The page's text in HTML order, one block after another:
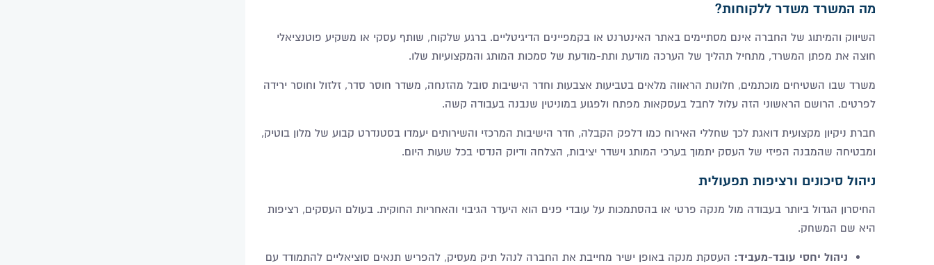
מה המשרד משדר ללקוחות?
השיווק והמיתוג של החברה אינם מסתיימים באתר האינטרנט או בקמפיינים הדיגיטליים. ברגע שלקוח, שותף עסקי או משקיע פוטנציאלי
חוצה את מפתן המשרד, מתחיל תהליך של הערכה מודעת ותת-מודעת של סמכות המותג והמקצועיות שלו.
משרד שבו השטיחים מוכתמים, חלונות הראווה מלאים בטביעות אצבעות וחדר הישיבות סובל מהזנחה, משדר חוסר סדר, זלזול וחוסר ירידה
לפרטים. הרושם הראשוני הזה עלול לחבל בעסקאות מפתח ולפגוע במוניטין שנבנה בעבודה קשה.
חברת ניקיון מקצועית דואגת לכך שחללי האירוח כמו דלפק הקבלה, חדר הישיבות המרכזי והשירותים יעמדו בסטנדרט קבוע של מלון בוטיק,
ומבטיחה שהמבנה הפיזי של העסק יתמוך בערכי המותג וישדר יציבות, הצלחה ודיוק הנדסי בכל שעות היום.
ניהול סיכונים ורציפות תפעולית
החיסרון הגדול ביותר בעבודה מול מנקה פרטי או בהסתמכות על עובדי פנים הוא היעדר הגיבוי והאחריות החוקית. בעולם העסקים, רציפות
היא שם המשחק.
ניהול יחסי עובד-מעביד: העסקת מנקה באופן ישיר מחייבת את החברה לנהל תיק מעסיק, להפריש תנאים סוציאליים להתמודד עם